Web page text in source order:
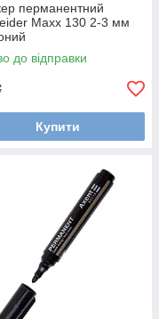
перманентний
Maxx 130 2-3 мм
до відправки
Купити